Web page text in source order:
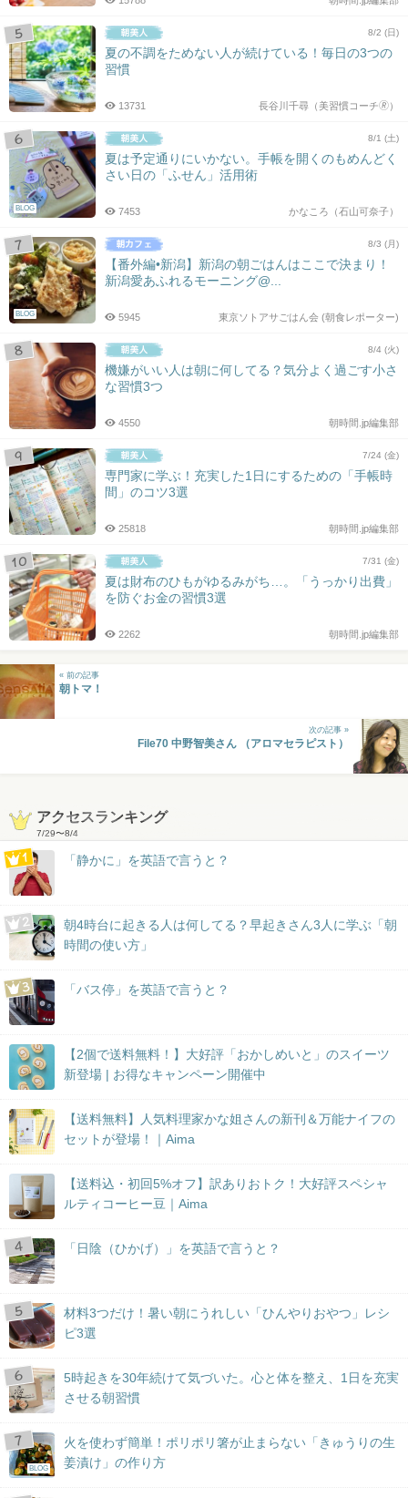
8/2 (日)
夏の不調をためない人が続けている！毎日の3つの
習慣
長谷川千尋（美習慣コーチ🄬）
13731
BLOG
8/1 (土)
夏は予定通りにいかない。手帳を開くのもめんどく
さい日の「ふせん」活用術
かなころ（石山可奈子）
7453
BLOG
8/3 (月)
【番外編•新潟】新潟の朝ごはんはここで決まり！
新潟愛あふれるモーニング@...
東京ソトアサごはん会 (朝食レポーター)
5945
8/4 (火)
機嫌がいい人は朝に何してる？気分よく過ごす小さ
な習慣3つ
朝時間.jp編集部
4550
7/24 (金)
専門家に学ぶ！充実した1日にするための「手帳時
間」のコツ3選
朝時間.jp編集部
25818
7/31 (金)
夏は財布のひもがゆるみがち…。「うっかり出費」
を防ぐお金の習慣3選
朝時間.jp編集部
2262
« 前の記事
朝トマ！
次の記事 »
File70 中野智美さん （アロマセラピスト）
アクセスランキング
7/29〜8/4
「静かに」を英語で言うと？
朝4時台に起きる人は何してる？早起きさん3人に学ぶ「朝
時間の使い方」
「バス停」を英語で言うと？
【2個で送料無料！】大好評「おかしめいと」のスイーツ
新登場 | お得なキャンペーン開催中
【送料無料】人気料理家かな姐さんの新刊＆万能ナイフの
セットが登場！｜Aima
【送料込・初回5%オフ】訳ありおトク！大好評スペシャ
ルティコーヒー豆｜Aima
「日陰（ひかげ）」を英語で言うと？
材料3つだけ！暑い朝にうれしい「ひんやりおやつ」レシ
ピ3選
5時起きを30年続けて気づいた。心と体を整え、1日を充実
させる朝習慣
BLOG
火を使わず簡単！ポリポリ箸が止まらない「きゅうりの生
姜漬け」の作り方